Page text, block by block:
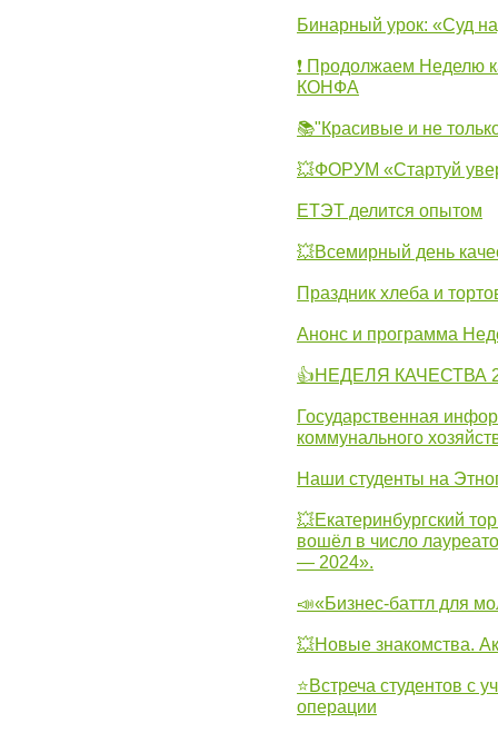
Бинарный урок: «Суд
❗ Продолжаем Неделю
КОНФА
📚"Красивые и не
💥ФОРУМ «Стартуй
ЕТЭТ делится опытом
💥Всемирный день
Праздник хлеба и
Анонс и программа
👍НЕДЕЛЯ КАЧЕСТВА
Государственная
коммунального
Наши студенты на
💥Екатеринбургский
вошёл в число
— 2024».
📣«Бизнес-баттл для
💥Новые знакомства.
⭐Встреча студентов с
операции